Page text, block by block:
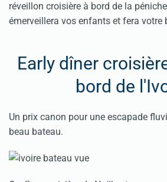
réveillon croisière à bord de la
émerveillera vos enfants et fera votre
Early dîner
bord de
Un prix canon pour une escapade
beau bateau.